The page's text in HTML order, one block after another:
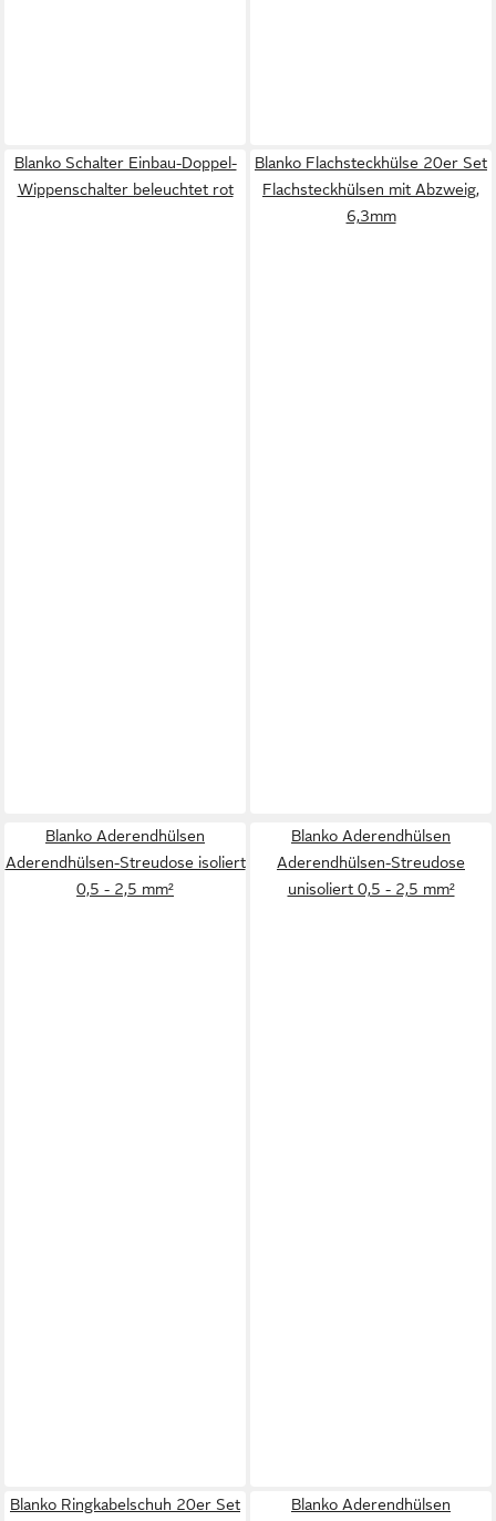
Blanko Schalter Einbau-Doppel-
Wippenschalter beleuchtet rot
Blanko Flachsteckhülse 20er Set
Flachsteckhülsen mit Abzweig,
6,3mm
Blanko Aderendhülsen
Aderendhülsen-Streudose isoliert
0,5 - 2,5 mm²
Blanko Aderendhülsen
Aderendhülsen-Streudose
unisoliert 0,5 - 2,5 mm²
Blanko Ringkabelschuh 20er Set
Blanko Aderendhülsen